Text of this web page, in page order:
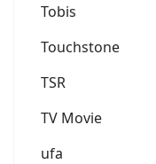
Tobis
Touchstone
TSR
TV Movie
ufa